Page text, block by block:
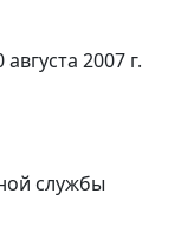
2007 г.
службы